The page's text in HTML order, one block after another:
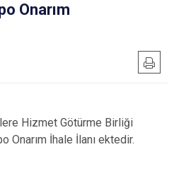
Onarım
Hizmet Götürme Birliği
Onarım İhale İlanı ektedir.